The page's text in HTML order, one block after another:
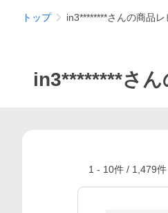
トップ in3********さんの商品レ
in3********さ
1 - 10件 / 1,479件